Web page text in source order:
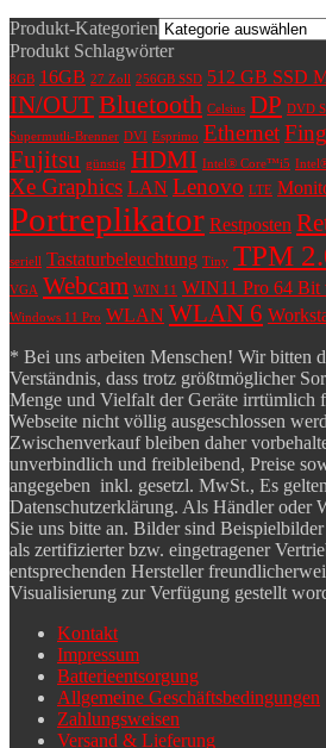
Produkt-Kategorien
Produkt Schlagwörter
8GB 16GB 27 Zoll 256GB SSD 512 GB SSD
IN/OUTBluetooth Celsius DP DVD
Supermutli-Brenner DVI Esprimo Ethernet
Fujitsu günstig HDMI Intel® Core™i5
Xe Graphics LAN Lenovo LTE
Portreplikator Restposten
seriell Tastaturbeleuchtung Tiny TPM
VGA Webcam WIN 11 WIN11 Pro 64 Bit
Windows 11 Pro WLAN WLAN 6
* Bei uns arbeiten Menschen! Wir bitten
Verständnis, dass trotz größtmöglicher
Menge und Vielfalt der Geräte irrtümlich
Webseite nicht völlig ausgeschlossen
Zwischenverkauf bleiben daher
unverbindlich und freibleibend, Preise
angegeben inkl. gesetzl. MwSt., Es
Datenschutzerklärung. Als Händler oder
Sie uns bitte an. Bilder sind
als zertifizierter bzw. eingetragener
entsprechenden Hersteller
Visualisierung zur Verfügung gestellt
Kontakt
Impressum
Batterieentsorgung
Allgemeine Geschäftsbedingungen
Zahlungsweisen
Versand & Lieferung